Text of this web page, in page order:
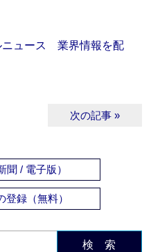
ュース 業界情報を配
次の記事 »
聞 / 電子版）
登録（無料）
検 索